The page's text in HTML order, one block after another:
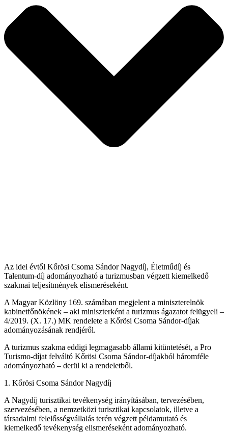
Az idei évtől Kőrösi Csoma Sándor Nagydíj, Életműdíj és
Talentum-díj adományozható a turizmusban végzett kiemelkedő
szakmai teljesítmények elismeréseként.
A Magyar Közlöny 169. számában megjelent a miniszterelnök
kabinetfőnökének – aki miniszterként a turizmus ágazatot felügyeli –
4/2019. (X. 17.) MK rendelete a Kőrösi Csoma Sándor-díjak
adományozásának rendjéről.
A turizmus szakma eddigi legmagasabb állami kitüntetését, a Pro
Turismo-díjat felváltó Kőrösi Csoma Sándor-díjakból háromféle
adományozható – derül ki a rendeletből.
1. Kőrösi Csoma Sándor Nagydíj
A Nagydíj turisztikai tevékenység irányításában, tervezésében,
szervezésében, a nemzetközi turisztikai kapcsolatok, illetve a
társadalmi felelősségvállalás terén végzett példamutató és
kiemelkedő tevékenység elismeréseként adományozható.